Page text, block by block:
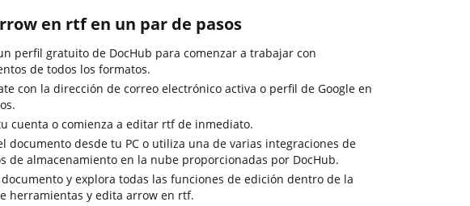
en rtf en un par de pasos
perfil gratuito de DocHub para comenzar a trabajar con
de todos los formatos.
con la dirección de correo electrónico activa o perfil de Google en
cuenta o comienza a editar rtf de inmediato.
documento desde tu PC o utiliza una de varias integraciones de
de almacenamiento en la nube proporcionadas por DocHub.
y explora todas las funciones de edición dentro de la
herramientas y edita arrow en rtf.